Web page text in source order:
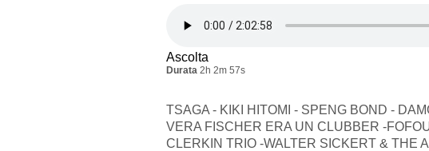
Ascolta
Durata 2h 2m 57s
TSAGA - KIKI HITOMI - SPENG BOND -
VERA FISCHER ERA UN CLUBBER -
CLERKIN TRIO -WALTER SICKERT & THE